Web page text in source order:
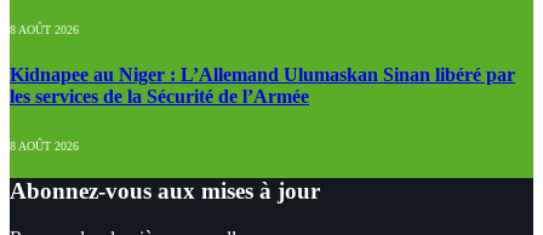
8 AOÛT 2026
Kidnapee au Niger : L’Allemand Ulumaskan Sinan libéré par
les services de la Sécurité de l’Armée
8 AOÛT 2026
Abonnez-vous aux mises à jour